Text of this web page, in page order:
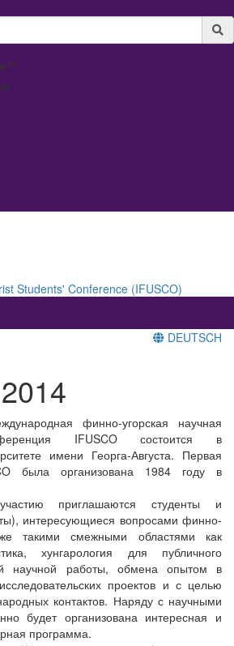
Students' Conference (IFUSCO)
DEUTSCH
финно-угорская научная
IFUSCO состоится в
имени Георга-Августа. Первая
была организована 1984 году в
приглашаются студенты и
интересующиеся вопросами финно-
такими смежными областями как
хунгарология для публичного
научной работы, обмена опытом в
проектов и с целью
контактов. Наряду с научными
будет организована интересная и
программа.